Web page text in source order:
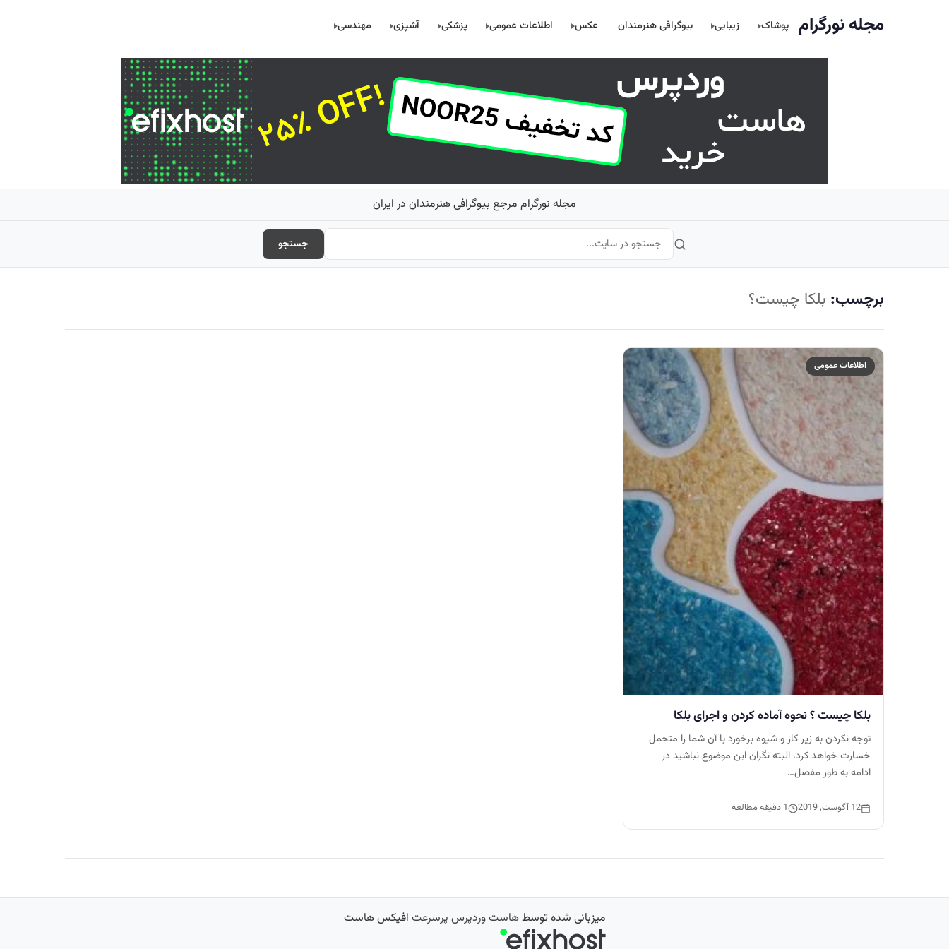
مجله نورگرام پوشاک زیبایی بیوگرافی هنرمندان عکس اطلاعات عمومی پزشکی آشپزی مهندسی
مجله نورگرام مرجع بیوگرافی هنرمندان در ایران
جستجو
برچسب: بلکا چیست؟
اطلاعات عمومی
بلکا چیست ؟ نحوه آماده کردن و اجرای بلکا
توجه نکردن به زیر کار و شیوه برخورد با آن شما را متحمل
خسارت خواهد کرد، البته نگران این موضوع نباشید در
ادامه به طور مفصل…
12 آگوست, 2019 1 دقیقه مطالعه
میزبانی شده توسطهاست وردپرس پرسرعت افیکس هاست